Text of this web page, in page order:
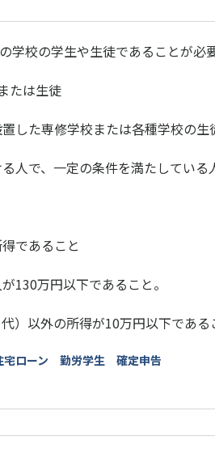
学校の学生や生徒であることが必要
たは生徒
した専修学校または各種学校の生
人で、一定の条件を満たしている
であること
130万円以下であること。
）以外の所得が10万円以下である
ローン 勤労学生 確定申告